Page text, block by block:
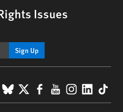
Issues
Sign Up
BlueSky
X Facebook
YouTube